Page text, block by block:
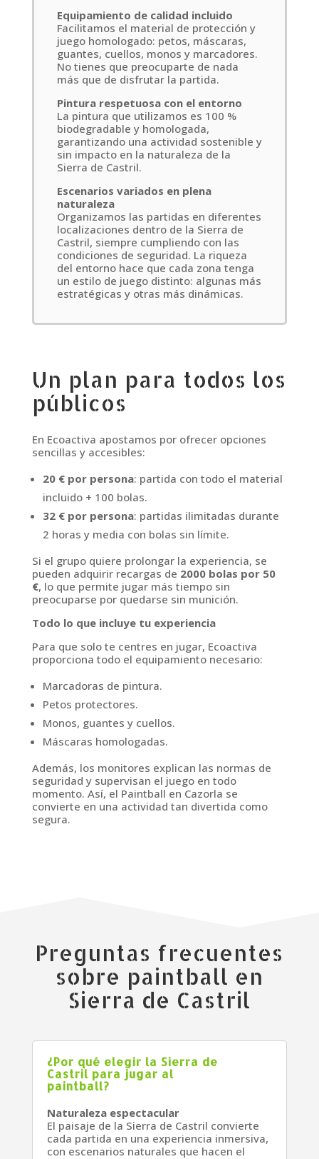
Equipamiento de calidad incluido
Facilitamos el material de protección y
juego homologado: petos, máscaras,
guantes, cuellos, monos y marcadores.
No tienes que preocuparte de nada
más que de disfrutar la partida.
Pintura respetuosa con el entorno
La pintura que utilizamos es 100 %
biodegradable y homologada,
garantizando una actividad sostenible y
sin impacto en la naturaleza de la
Sierra de Castril.
Escenarios variados en plena
naturaleza
Organizamos las partidas en diferentes
localizaciones dentro de la Sierra de
Castril, siempre cumpliendo con las
condiciones de seguridad. La riqueza
del entorno hace que cada zona tenga
un estilo de juego distinto: algunas más
estratégicas y otras más dinámicas.
Un plan para todos los
públicos
En Ecoactiva apostamos por ofrecer opciones
sencillas y accesibles:
20 € por persona: partida con todo el material
incluido + 100 bolas.
32 € por persona: partidas ilimitadas durante
2 horas y media con bolas sin límite.
Si el grupo quiere prolongar la experiencia, se
pueden adquirir recargas de 2000 bolas por 50
€, lo que permite jugar más tiempo sin
preocuparse por quedarse sin munición.
Todo lo que incluye tu experiencia
Para que solo te centres en jugar, Ecoactiva
proporciona todo el equipamiento necesario:
Marcadoras de pintura.
Petos protectores.
Monos, guantes y cuellos.
Máscaras homologadas.
Además, los monitores explican las normas de
seguridad y supervisan el juego en todo
momento. Así, el Paintball en Cazorla se
convierte en una actividad tan divertida como
segura.
Preguntas frecuentes
sobre paintball en
Sierra de Castril
¿Por qué elegir la Sierra de
Castril para jugar al
paintball?
Naturaleza espectacular
El paisaje de la Sierra de Castril convierte
cada partida en una experiencia inmersiva,
con escenarios naturales que hacen el